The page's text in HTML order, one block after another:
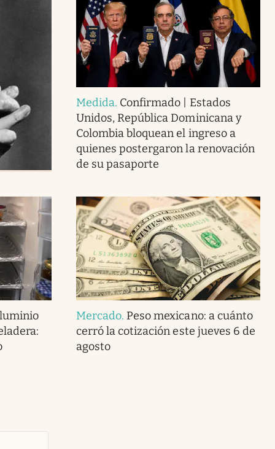
Medida. Confirmado | Estados
Unidos, República Dominicana y
Colombia bloquean el ingreso a
quienes postergaron la renovación
de su pasaporte
Mercado. Peso mexicano: a cuánto
cerró la cotización este jueves 6 de
agosto